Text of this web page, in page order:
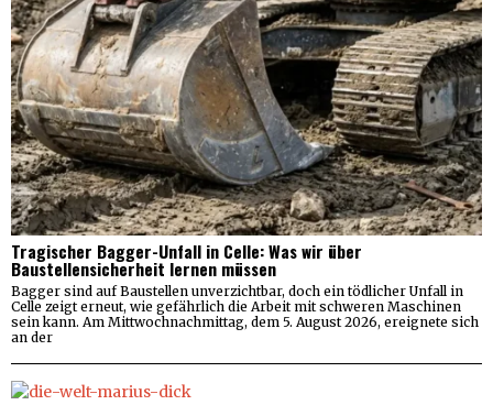
Tragischer Bagger-Unfall in Celle: Was wir über
Baustellensicherheit lernen müssen
Bagger sind auf Baustellen unverzichtbar, doch ein tödlicher Unfall in
Celle zeigt erneut, wie gefährlich die Arbeit mit schweren Maschinen
sein kann. Am Mittwochnachmittag, dem 5. August 2026, ereignete sich
an der